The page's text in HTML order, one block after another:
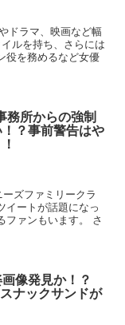
ドラマ、映画など幅
ルを持ち、さらには
役を務めるなど女優
務所からの強制
？事前警告はや
ズファミリークラ
イートが話題になっ
ファンもいます。 さ
像発見か！？
ナックサンドが